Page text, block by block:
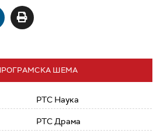
ШЕМА
РТС Наука
РТС Драма